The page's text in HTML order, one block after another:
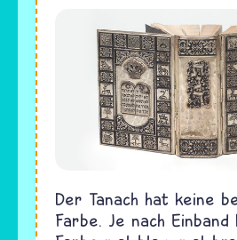
Der Tanach hat keine
Farbe. Je nach Einband